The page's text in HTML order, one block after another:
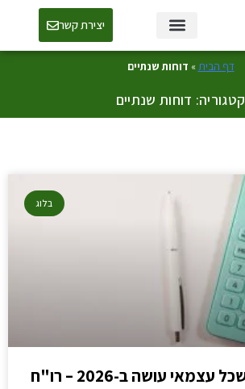
יצירת קשר
דף הבית» דוחות שנתיים
קטגוריה: דוחות שנתיים
בלוג
5 טעויות מס שכל עצמאי עושה ב-2026 – רו"ח